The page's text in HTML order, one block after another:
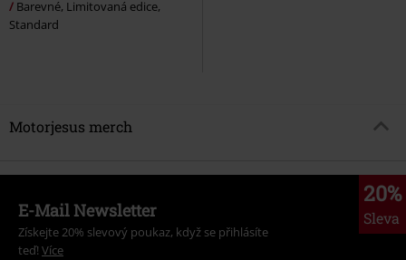
Barevné, Limitovaná edice,
Standard
Motorjesus merch
20%
Sleva
E-Mail Newsletter
Získejte 20% slevový poukaz, když se přihlásíte
teď! Více